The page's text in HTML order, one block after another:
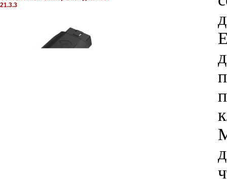
21.3.3